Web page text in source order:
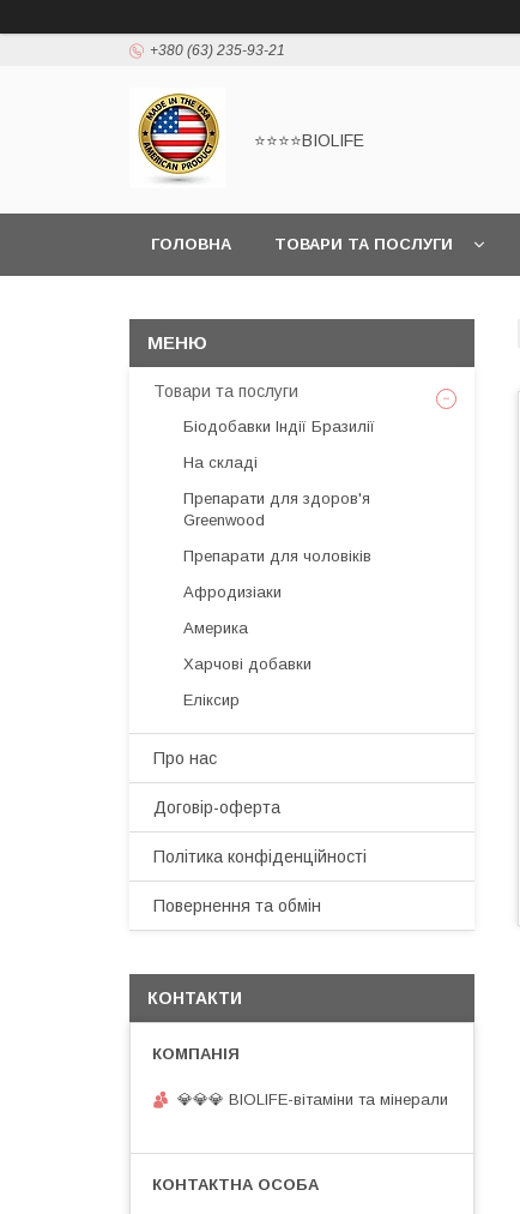
+380 (63) 235-93-21
⭐⭐⭐⭐BIOLIFE
ГОЛОВНА ТОВАРИ ТА ПОСЛУГИ
Товари та послуги
Біодобавки Індії Бразилії
На складі
Препарати для здоров'я
Greenwood
Препарати для чоловіків
Афродизіаки
Америка
Харчові добавки
Еліксир
Про нас
Договір-оферта
Політика конфіденційності
Повернення та обмін
КОНТАКТИ
💎💎💎 BIOLIFE-вітаміни та мінерали